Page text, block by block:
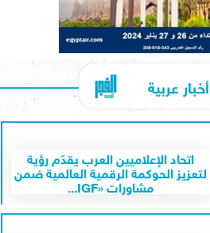
أخبار عربية
اتحاد الإعلاميين العرب يقدّم رؤية
لتعزيز الحوكمة الرقمية العالمية ضمن
مشاورات «IGF...